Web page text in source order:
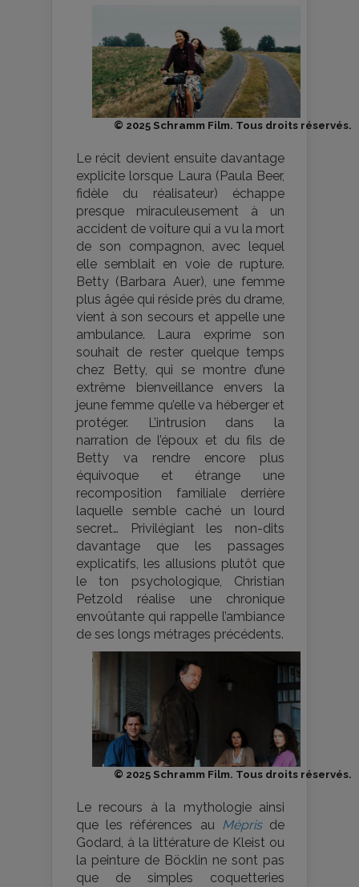
© 2025 Schramm Film. Tous droits réservés.
Le récit devient ensuite davantage
explicite lorsque Laura (Paula Beer,
fidèle du réalisateur) échappe
presque miraculeusement à un
accident de voiture qui a vu la mort
de son compagnon, avec lequel
elle semblait en voie de rupture.
Betty (Barbara Auer), une femme
plus âgée qui réside près du drame,
vient à son secours et appelle une
ambulance. Laura exprime son
souhait de rester quelque temps
chez Betty, qui se montre d’une
extrême bienveillance envers la
jeune femme qu’elle va héberger et
protéger. L’intrusion dans la
narration de l’époux et du fils de
Betty va rendre encore plus
équivoque et étrange une
recomposition familiale derrière
laquelle semble caché un lourd
secret… Privilégiant les non-dits
davantage que les passages
explicatifs, les allusions plutôt que
le ton psychologique, Christian
Petzold réalise une chronique
envoûtante qui rappelle l’ambiance
de ses longs métrages précédents.
© 2025 Schramm Film. Tous droits réservés.
Le recours à la mythologie ainsi
que les références au Méprisde
Godard, à la littérature de Kleist ou
la peinture de Böcklin ne sont pas
que de simples coquetteries